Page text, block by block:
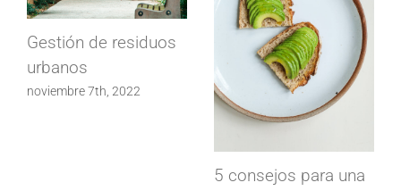
Gestión de residuos
urbanos
noviembre 7th, 2022
5 consejos para una